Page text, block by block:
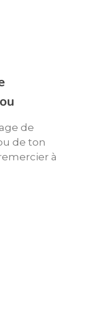
de
de ton
à